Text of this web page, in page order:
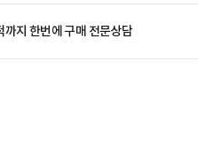
까지 한번에구매 전문상담